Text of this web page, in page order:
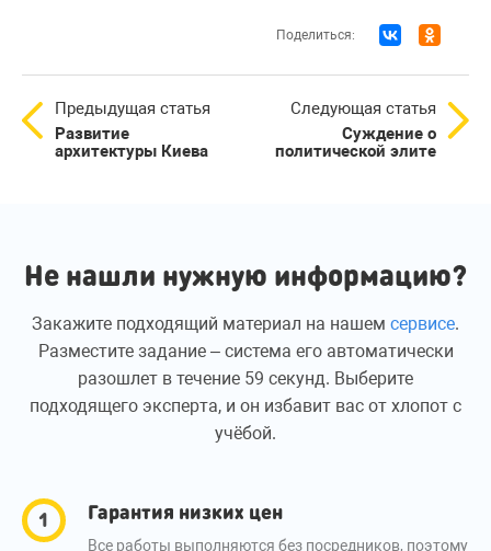
Поделиться:
Предыдущая статья
Развитие
архитектуры Киева
Следующая статья
Суждение о
политической элите
Не нашли нужную информацию?
Закажите подходящий материал на нашем сервисе.
Разместите задание – система его автоматически
разошлет в течение 59 секунд. Выберите
подходящего эксперта, и он избавит вас от хлопот с
учёбой.
Гарантия низких цен
Все работы выполняются без посредников, поэтому